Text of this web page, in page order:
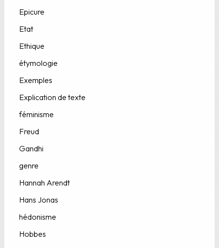
Epicure
Etat
Ethique
étymologie
Exemples
Explication de texte
féminisme
Freud
Gandhi
genre
Hannah Arendt
Hans Jonas
hédonisme
Hobbes